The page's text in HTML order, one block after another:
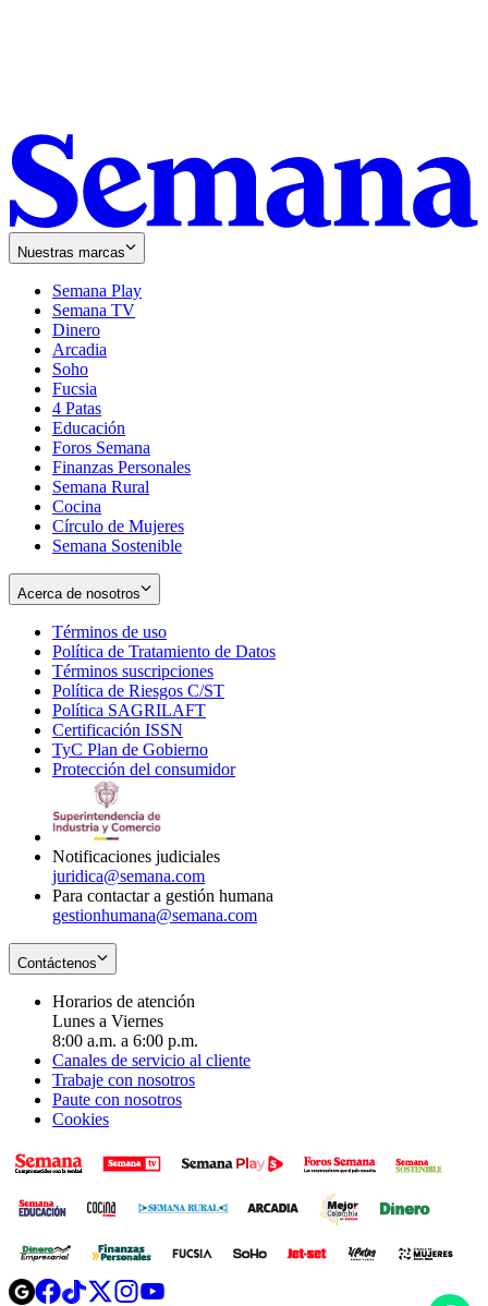
Nuestras marcas
Semana Play
Semana TV
Dinero
Arcadia
Soho
in
new
window
Fucsia
in
new
window
4 Patas
Educación
Foros Semana
Finanzas Personales
Semana Rural
Cocina
Círculo de Mujeres
Semana Sostenible
Acerca de nosotros
Términos de uso
in
new
window
Política de Tratamiento de Datos
Términos suscripciones
in
Política de Riesgos C/ST
Política SAGRILAFT
new
window
Certificación ISSN
in
new
TyC Plan de Gobierno
in
Protección del consumidorOpens
Notificaciones judiciales
juridica@semana.com
Para contactar a gestión humana
gestionhumana@semana.com
Contáctenos
Horarios de atención
Lunes a Viernes
8:00 a.m. a 6:00 p.m.
Canales de servicio al cliente
Trabaje con nosotros
Paute con nosotros
Cookies
OpensOpensOpensOpens